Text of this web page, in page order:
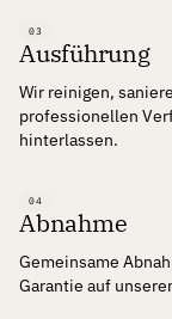
03
Ausführung
Wir reinigen,
professionellen
hinterlassen.
04
Abnahme
Gemeinsame
Garantie auf